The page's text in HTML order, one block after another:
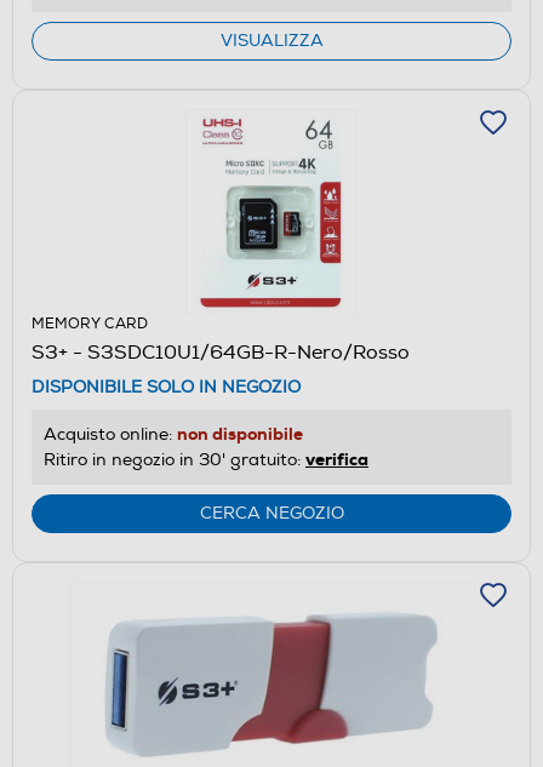
VISUALIZZA
MEMORY CARD
S3+ - S3SDC10U1/64GB-R-Nero/Rosso
DISPONIBILE SOLO IN NEGOZIO
Acquisto online: non disponibile
Ritiro in negozio in 30' gratuito: verifica
CERCA NEGOZIO